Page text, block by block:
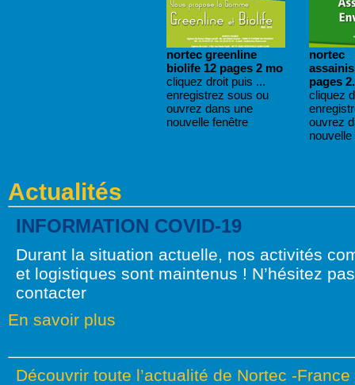
nortec greenline
biolife 12 pages 2 mo
cliquez droit puis ...
enregistrez sous ou
ouvrez dans une
nouvelle fenêtre
nortec
pages
cliquez
ouvrez
Actualités
INFORMATION COVID-19
Durant la situation actuelle, nos activités
et logistiques sont maintenus ! N’hésitez
contacter
En savoir plus
Découvrir toute l’actualité de Nortec -France